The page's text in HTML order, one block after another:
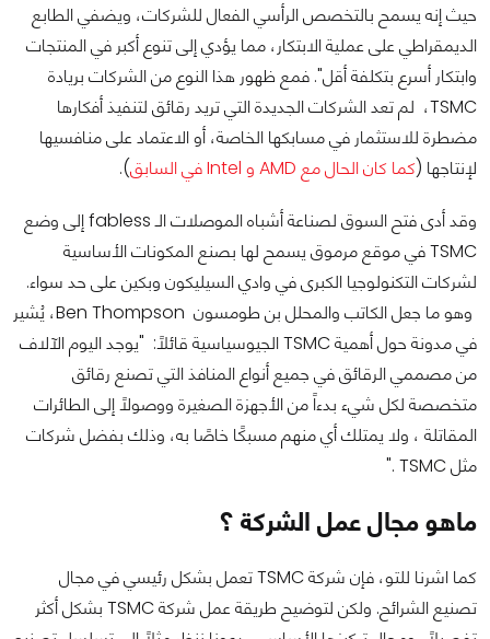
حيث إنه يسمح بالتخصص الرأسي الفعال للشركات، ويضفي الطابع
الديمقراطي على عملية الابتكار، مما يؤدي إلى تنوع أكبر في المنتجات
وابتكار أسرع بتكلفة أقل". فمع ظهور هذا النوع من الشركات بريادة
TSMC، لم تعد الشركات الجديدة التي تريد رقائق لتنفيذ أفكارها
مضطرة للاستثمار في مسابكها الخاصة، أو الاعتماد على منافسيها
لإنتاجها (كما كان الحال مع AMD و Intel في السابق ).
وقد أدى فتح السوق لصناعة أشباه الموصلات الـ fabless إلى وضع
TSMC في موقع مرموق يسمح لها بصنع المكونات الأساسية
لشركات التكنولوجيا الكبرى في وادي السيليكون وبكين على حد سواء.
وهو ما جعل الكاتب والمحلل بن طومسون Ben Thompson، يُشير
في مدونة حول أهمية TSMC الجيوسياسية قائلاً: "يوجد اليوم الآلاف
من مصممي الرقائق في جميع أنواع المنافذ التي تصنع رقائق
متخصصة لكل شيء بدءاً من الأجهزة الصغيرة ووصولاً إلى الطائرات
المقاتلة ، ولا يمتلك أي منهم مسبكًا خاصًا به، وذلك بفضل شركات
مثل TSMC ."
ماهو مجال عمل الشركة ؟
كما اشرنا للتو، فإن شركة TSMC تعمل بشكل رئيسي في مجال
تصنيع الشرائح. ولكن لتوضيح طريقة عمل شركة TSMC بشكل أكثر